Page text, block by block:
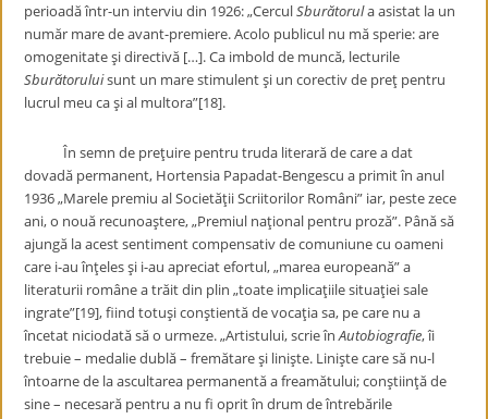
perioadă într-un interviu din 1926: „CerculSburătorula asistat la un
număr mare de avant-premiere. Acolo publicul nu mă sperie: are
omogenitate şi directivă […]. Ca imbold de muncă, lecturile
Sburătoruluisunt un mare stimulent şi un corectiv de preţ pentru
lucrul meu ca şi al multora”[18].
În semn de preţuire pentru truda literară de care a dat
dovadă permanent, Hortensia Papadat-Bengescu a primit în anul
1936 „Marele premiu al Societăţii Scriitorilor Români” iar, peste zece
ani, o nouă recunoaştere, „Premiul naţional pentru proză”. Până să
ajungă la acest sentiment compensativ de comuniune cu oameni
care i-au înţeles şi i-au apreciat efortul, „marea europeană” a
literaturii române a trăit din plin „toate implicaţiile situaţiei sale
ingrate”[19], fiind totuşi conştientă de vocaţia sa, pe care nu a
încetat niciodată să o urmeze. „Artistului, scrie înAutobiografie, îi
trebuie – medalie dublă – fremătare şi linişte. Linişte care să nu-l
întoarne de la ascultarea permanentă a freamătului; conştiinţă de
sine – necesară pentru a nu fi oprit în drum de întrebările